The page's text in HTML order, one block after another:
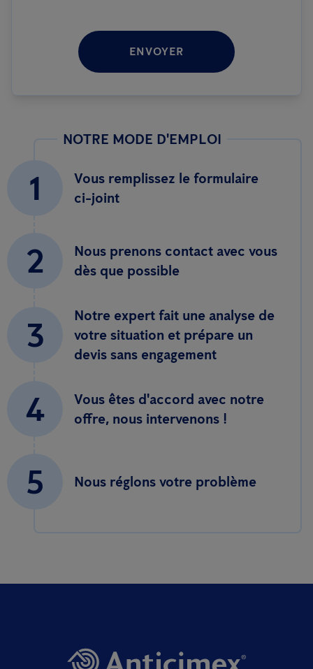
ENVOYER
NOTRE MODE D'EMPLOI
1
Vous remplissez le formulaire
ci-joint
2
Nous prenons contact avec vous
dès que possible
3
Notre expert fait une analyse de
votre situation et prépare un
devis sans engagement
4
Vous êtes d'accord avec notre
offre, nous intervenons !
5 Nous réglons votre problème